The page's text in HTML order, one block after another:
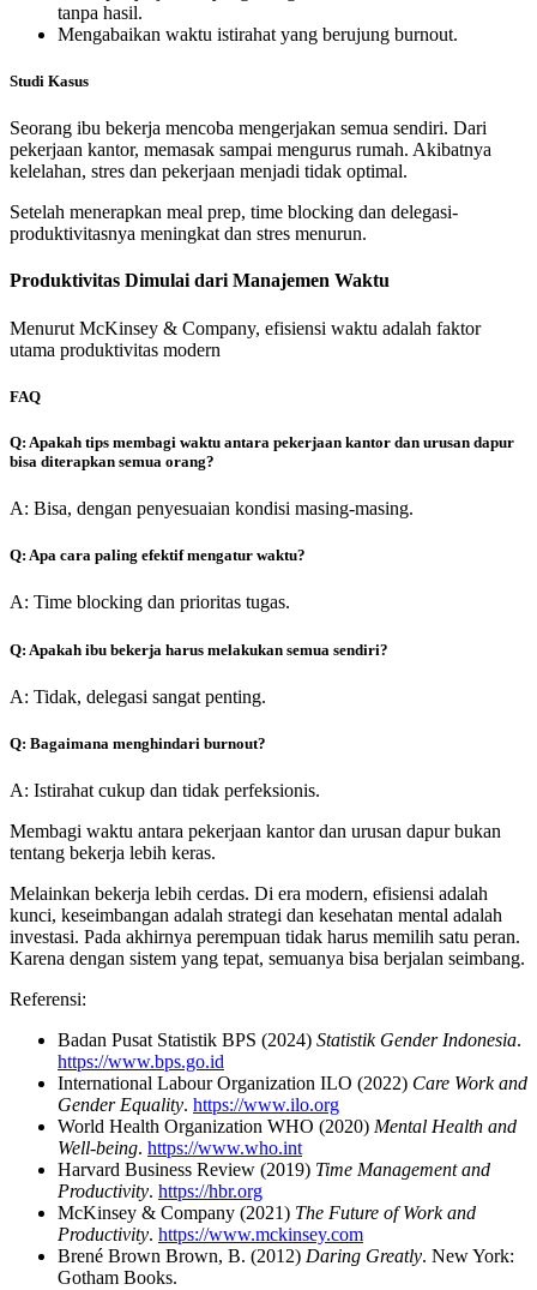
tanpa hasil.
Mengabaikan waktu istirahat yang berujung burnout.
Studi Kasus
Seorang ibu bekerja mencoba mengerjakan semua sendiri. Dari
pekerjaan kantor, memasak sampai mengurus rumah. Akibatnya
kelelahan, stres dan pekerjaan menjadi tidak optimal.
Setelah menerapkan meal prep, time blocking dan delegasi-
produktivitasnya meningkat dan stres menurun.
Produktivitas Dimulai dari Manajemen Waktu
Menurut McKinsey & Company, efisiensi waktu adalah faktor
utama produktivitas modern
FAQ
Q: Apakah tips membagi waktu antara pekerjaan kantor dan urusan dapur
bisa diterapkan semua orang?
A: Bisa, dengan penyesuaian kondisi masing-masing.
Q: Apa cara paling efektif mengatur waktu?
A: Time blocking dan prioritas tugas.
Q: Apakah ibu bekerja harus melakukan semua sendiri?
A: Tidak, delegasi sangat penting.
Q: Bagaimana menghindari burnout?
A: Istirahat cukup dan tidak perfeksionis.
Membagi waktu antara pekerjaan kantor dan urusan dapur bukan
tentang bekerja lebih keras.
Melainkan bekerja lebih cerdas. Di era modern, efisiensi adalah
kunci, keseimbangan adalah strategi dan kesehatan mental adalah
investasi. Pada akhirnya perempuan tidak harus memilih satu peran.
Karena dengan sistem yang tepat, semuanya bisa berjalan seimbang.
Referensi:
Badan Pusat Statistik BPS (2024) Statistik Gender Indonesia.
https://www.bps.go.id
International Labour Organization ILO (2022) Care Work and
Gender Equality. https://www.ilo.org
World Health Organization WHO (2020) Mental Health and
Well-being. https://www.who.int
Harvard Business Review (2019) Time Management and
Productivity. https://hbr.org
McKinsey & Company (2021) The Future of Work and
Productivity. https://www.mckinsey.com
Brené Brown Brown, B. (2012) Daring Greatly. New York:
Gotham Books.